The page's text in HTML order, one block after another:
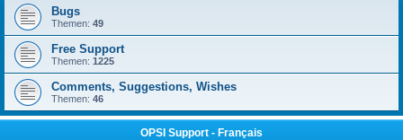
Bugs
Themen: 49
Free Support
Themen: 1225
Comments, Suggestions, Wishes
Themen: 46
OPSI Support - Français